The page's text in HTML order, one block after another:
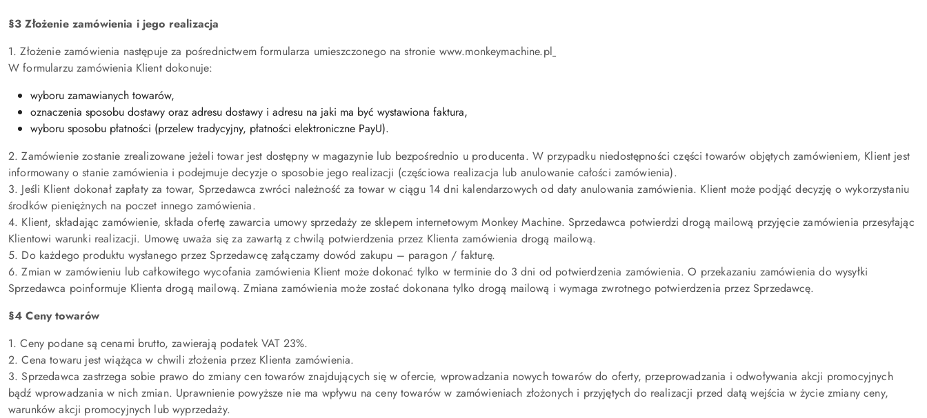
§3 Złożenie zamówienia i jego realizacja
1. Złożenie zamówienia następuje za pośrednictwem formularza umieszczonego na stronie www.monkeymachine.pl
W formularzu zamówienia Klient dokonuje:
wyboru zamawianych towarów,
oznaczenia sposobu dostawy oraz adresu dostawy i adresu na jaki ma być wystawiona faktura,
wyboru sposobu płatności (przelew tradycyjny, płatności elektroniczne PayU).
2. Zamówienie zostanie zrealizowane jeżeli towar jest dostępny w magazynie lub bezpośrednio u producenta. W przypadku niedostępności części towarów objętych zamówieniem, Klient jest
informowany o stanie zamówienia i podejmuje decyzje o sposobie jego realizacji (częściowa realizacja lub anulowanie całości zamówienia).
3. Jeśli Klient dokonał zapłaty za towar, Sprzedawca zwróci należność za towar w ciągu 14 dni kalendarzowych od daty anulowania zamówienia. Klient może podjąć decyzję o wykorzystaniu
środków pieniężnych na poczet innego zamówienia.
4. Klient, składając zamówienie, składa ofertę zawarcia umowy sprzedaży ze sklepem internetowym Monkey Machine. Sprzedawca potwierdzi drogą mailową przyjęcie zamówienia przesyłając
Klientowi warunki realizacji. Umowę uważa się za zawartą z chwilą potwierdzenia przez Klienta zamówienia drogą mailową.
5. Do każdego produktu wysłanego przez Sprzedawcę załączamy dowód zakupu – paragon / fakturę.
6. Zmian w zamówieniu lub całkowitego wycofania zamówienia Klient może dokonać tylko w terminie do 3 dni od potwierdzenia zamówienia. O przekazaniu zamówienia do wysyłki
Sprzedawca poinformuje Klienta drogą mailową. Zmiana zamówienia może zostać dokonana tylko drogą mailową i wymaga zwrotnego potwierdzenia przez Sprzedawcę.
§4 Ceny towarów
1. Ceny podane są cenami brutto, zawierają podatek VAT 23%.
2. Cena towaru jest wiążąca w chwili złożenia przez Klienta zamówienia.
3. Sprzedawca zastrzega sobie prawo do zmiany cen towarów znajdujących się w ofercie, wprowadzania nowych towarów do oferty, przeprowadzania i odwoływania akcji promocyjnych
bądź wprowadzania w nich zmian. Uprawnienie powyższe nie ma wpływu na ceny towarów w zamówieniach złożonych i przyjętych do realizacji przed datą wejścia w życie zmiany ceny,
warunków akcji promocyjnych lub wyprzedaży.